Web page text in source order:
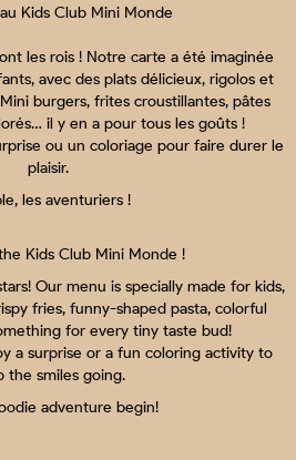
Kids Club Mini Monde
les rois ! Notre carte a été imaginée
avec des plats délicieux, rigolos et
burgers, frites croustillantes, pâtes
il y en a pour tous les goûts !
ou un coloriage pour faire durer le
plaisir.
les aventuriers !
Kids Club Mini Monde !
Our menu is specially made for kids,
fries, funny-shaped pasta, colorful
for every tiny taste bud!
a surprise or a fun coloring activity to
the smiles going.
adventure begin!